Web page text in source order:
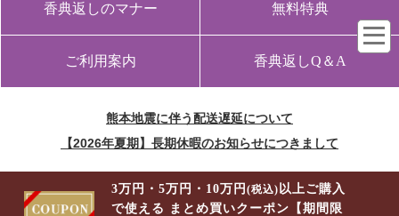
香典返しのマナー 無料特典
ご利用案内 香典返しQ＆A
熊本地震に伴う配送遅延について
【2026年夏期】長期休暇のお知らせにつきまして
3万円・5万円・10万円(税込) 以上ご購入
で使える まとめ買いクーポン【期間限